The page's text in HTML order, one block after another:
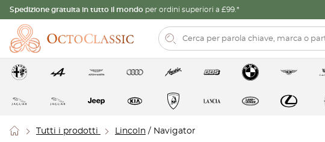
Spedizione gratuita in tutto il mondo per ordini superiori a £99.*
Tutti i prodotti Lincoln / Navigator